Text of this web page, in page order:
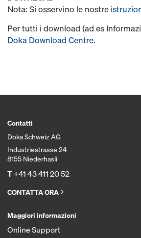
Nota: Si osservino le nostre
Per tutti i download (ad es
Doka Download Centre.
Contatti
Doka Schweiz AG
Industriestrasse 24
8155 Niederhasli
T+41 43 411 20 52
CONTATTA ORA
Maggiori informazioni
Online Support